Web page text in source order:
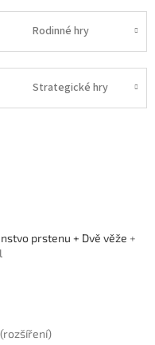
Rodinné hry
Strategické hry
prstenu + Dvě věže +
(rozšíření)